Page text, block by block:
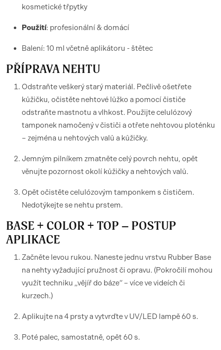
kosmetické třpytky
Použití: profesionální & domácí
Balení: 10 ml včetně aplikátoru - štětec
PŘÍPRAVA NEHTU
Odstraňte veškerý starý materiál. Pečlivě ošetřete
kůžičku, očistěte nehtové lůžko a pomocí čističe
odstraňte mastnotu a vlhkost. Použijte celulózový
tamponek namočený v čističi a otřete nehtovou ploténku
– zejména u nehtových valů a kůžičky.
Jemným pilníkem zmatněte celý povrch nehtu, opět
věnujte pozornost okolí kůžičky a nehtových valů.
Opět očistěte celulózovým tamponkem s čističem.
Nedotýkejte se nehtu prstem.
BASE + COLOR + TOP – POSTUP
APLIKACE
Začněte levou rukou. Naneste jednu vrstvu Rubber Base
na nehty vyžadující pružnost či opravu. (Pokročilí mohou
využít techniku „vějíř do báze“ – více ve videích či
kurzech.)
Aplikujte na 4 prsty a vytvrďte v UV/LED lampě 60 s.
Poté palec, samostatně, opět 60 s.